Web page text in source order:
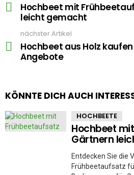
moreHochbeet mit
leicht gemacht
nächster Artikel
Hochbeet aus Holz
Angebote
KÖNNTE DICH AUCH
HOCHBEETE
Hochbeet
Gärtnern
Entdecken Sie die
Frühbeetaufsatz